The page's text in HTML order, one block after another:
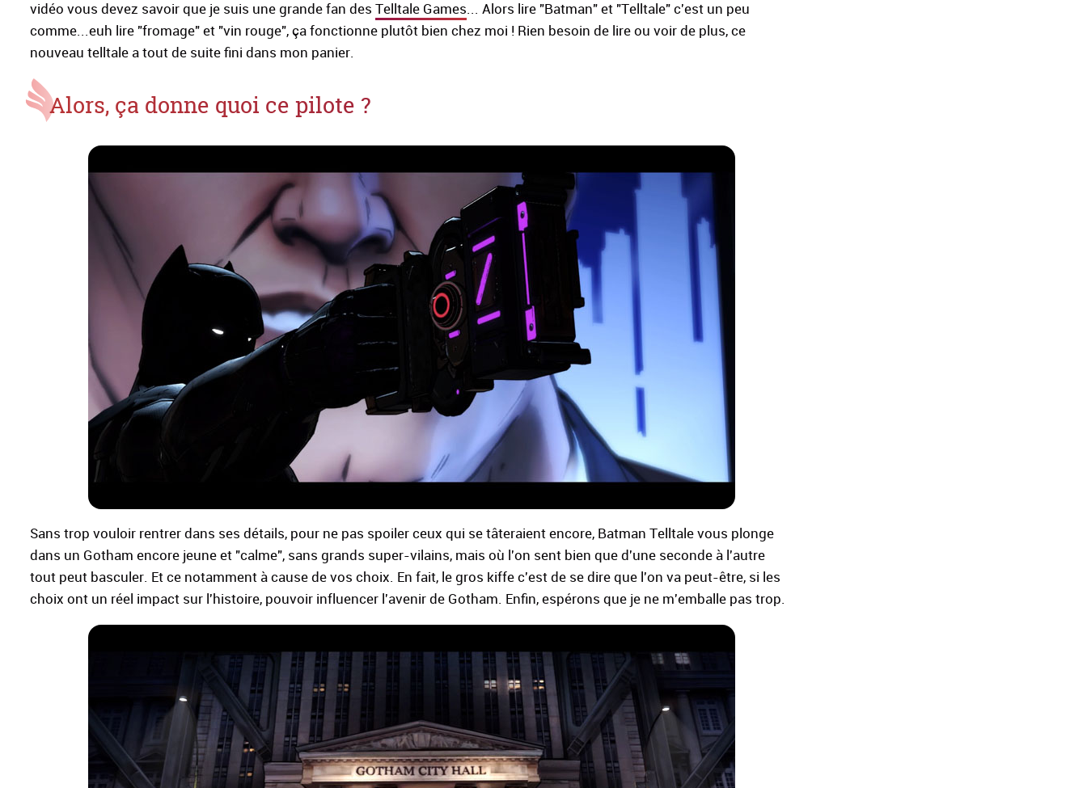
vidéo vous devez savoir que je suis une grande fan des Telltale Games... Alors lire "Batman" et "Telltale" c'est un peu
comme...euh lire "fromage" et "vin rouge", ça fonctionne plutôt bien chez moi ! Rien besoin de lire ou voir de plus, ce
nouveau telltale a tout de suite fini dans mon panier.
Alors, ça donne quoi ce pilote ?
Sans trop vouloir rentrer dans ses détails, pour ne pas spoiler ceux qui se tâteraient encore, Batman Telltale vous plonge
dans un Gotham encore jeune et "calme", sans grands super-vilains, mais où l'on sent bien que d'une seconde à l'autre
tout peut basculer. Et ce notamment à cause de vos choix. En fait, le gros kiffe c'est de se dire que l'on va peut-être, si les
choix ont un réel impact sur l'histoire, pouvoir influencer l'avenir de Gotham. Enfin, espérons que je ne m'emballe pas trop.